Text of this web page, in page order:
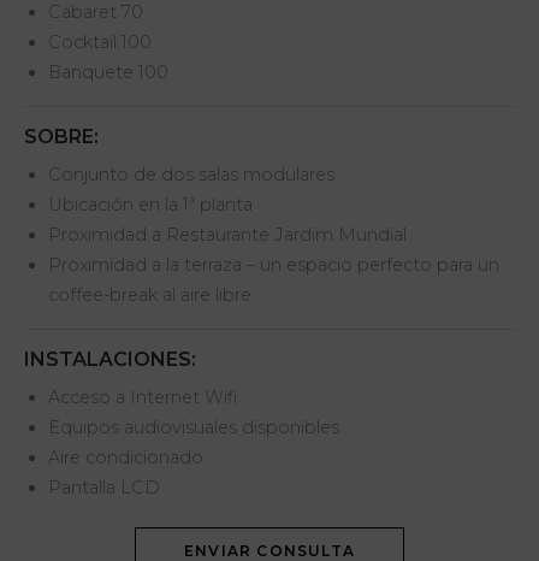
Cabaret 70
Cocktail 100
Banquete 100
SOBRE:
Conjunto de dos salas modulares
Ubicación en la 1ª planta
Proximidad a Restaurante Jardim Mundial
Proximidad a la terraza – un espacio perfecto para un
coffee-break al aire libre
INSTALACIONES:
Acceso a Internet Wifi
Equipos audiovisuales disponibles
Aire condicionado
Pantalla LCD
ENVIAR CONSULTA